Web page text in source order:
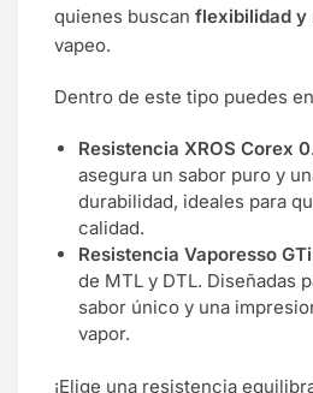
quienes buscan flexibilidad y
vapeo.
Dentro de este tipo puedes
Resistencia XROS Corex
asegura un sabor puro y
durabilidad, ideales para
calidad.
Resistencia Vaporesso GTi
de MTL y DTL. Diseñadas
sabor único y una
vapor​.
¡Elige una resistencia